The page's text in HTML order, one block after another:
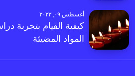
أغسطس ٠٩, ٢٠٢٣
كيفية القيام بتجربة
المواد المضيئة